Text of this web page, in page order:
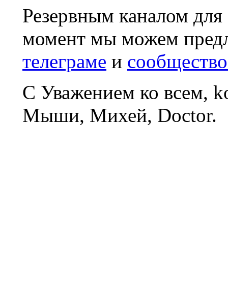
Резервным каналом
момент мы можем
телеграме и
С Уважением ко всем,
Мыши, Михей, Doctor.